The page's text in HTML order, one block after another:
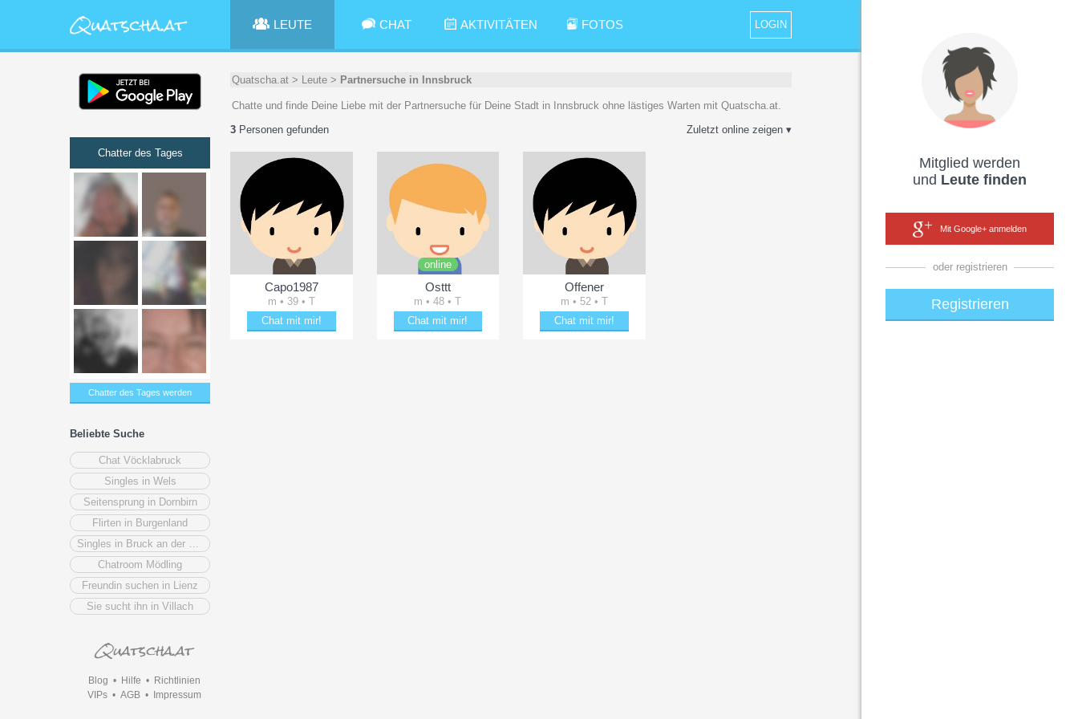
Mitglied werden
und Leute finden
Mit Google+ anmelden
oder registrieren
Registrieren
LOGIN
LEUTE CHAT AKTIVITÄTEN FOTOS
Chatter des Tages
Chatter des Tages werden
Beliebte Suche
Chat Vöcklabruck
Singles in Wels
Seitensprung in Dornbirn
Flirten in Burgenland
Chatroom Mödling
Freundin suchen in Lienz
Sie sucht ihn in Villach
Blog • Hilfe • Richtlinien
VIPs• AGB• Impressum
Quatscha.at > Leute > Partnersuche in Innsbruck
Chatte und finde Deine Liebe mit der Partnersuche für Deine Stadt in Innsbruck ohne lästiges Warten mit Quatscha.at.
Zuletzt online zeigen ▾
3 Personen gefunden
Capo1987
m • 39 • T
Chat mit mir!
online
Osttt
m • 48 • T
Chat mit mir!
Offener
m • 52 • T
Chat mit mir!